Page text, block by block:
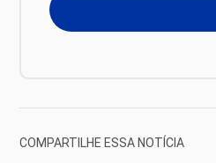
COMPARTILHE ESSA NOTÍCIA